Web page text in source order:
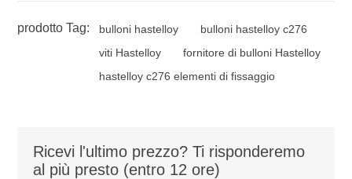
prodotto Tag: bulloni hastelloy
bulloni hastelloy c276
viti Hastelloy
fornitore di bulloni Hastelloy
hastelloy c276 elementi di fissaggio
Ricevi l'ultimo prezzo? Ti risponderemo
al più presto (entro 12 ore)